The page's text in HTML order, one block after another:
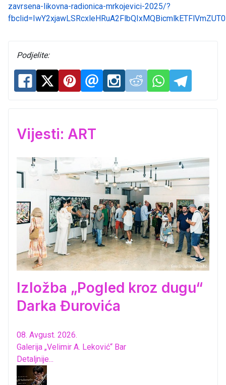
zavrsena-likovna-radionica-mrkojevici-2025/?
Podjelite:
Vijesti: ART
Izložba „Pogled kroz dugu“
Darka Đurovića
08. Avgust. 2026.
Galerija „Velimir A. Leković“ Bar
Detaljnije...